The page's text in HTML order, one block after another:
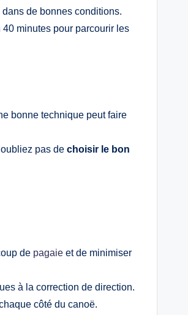
de bonnes conditions.
minutes pour parcourir les
bonne technique peut faire
pas de choisir le bon
de pagaie et de minimiser
à la correction de direction.
côté du canoë.